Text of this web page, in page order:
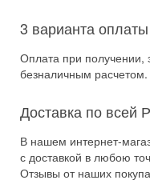
3 варианта оплаты
Оплата при получении,
безналичным расчетом.
Доставка по всей
В нашем интернет-
с доставкой в любою
Отзывы от наших